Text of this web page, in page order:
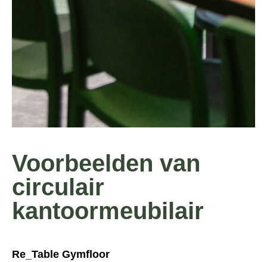
Voorbeelden van
circulair
kantoormeubilair
Re_Table Gymfloor